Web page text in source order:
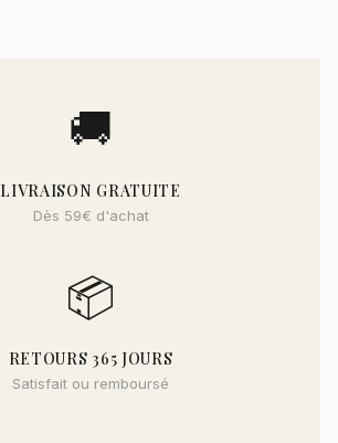
🚚
LIVRAISON GRATUITE
Dès 59€ d'achat
📦
RETOURS 365 JOURS
Satisfait ou remboursé